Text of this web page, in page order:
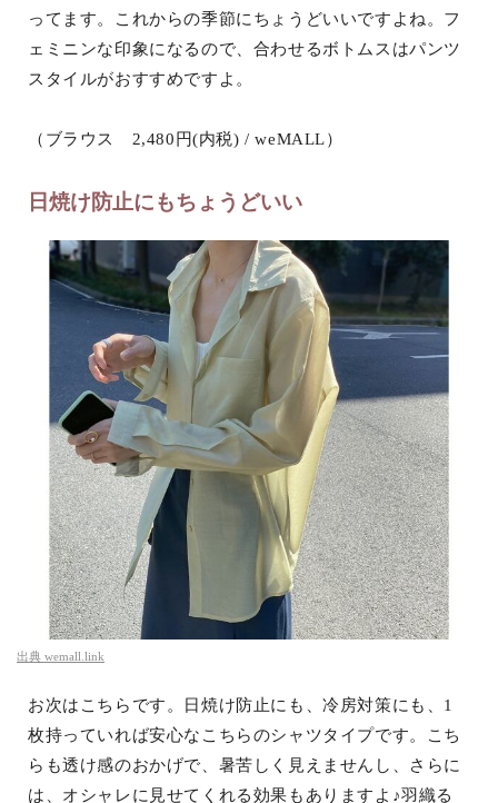
ってます。これからの季節にちょうどいいですよね。フ
ェミニンな印象になるので、合わせるボトムスはパンツ
スタイルがおすすめですよ。
（ブラウス 2,480円(内税) / weMALL）
日焼け防止にもちょうどいい
出典 wemall.link
お次はこちらです。日焼け防止にも、冷房対策にも、1
枚持っていれば安心なこちらのシャツタイプです。こち
らも透け感のおかげで、暑苦しく見えませんし、さらに
は、オシャレに見せてくれる効果もありますよ♪羽織る